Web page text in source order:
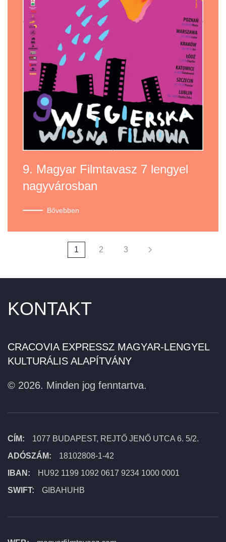
9. Magyar Filmtavasz 7 lengyel
nagyvárosban
Bővebben
1 2 3
KONTAKT
CRACOVIA EXPRESSZ MAGYAR-LENGYEL
KULTURÁLIS ALAPÍTVÁNY
© 2026. Minden jog fenntartva.
CÍM:
1077 BUDAPEST, REJTŐ JENŐ UTCA 6. 5/2.
ADÓSZÁM:
18102808-1-42
IBAN:
HU92 1199 1092 0617 9234 1000 0001
SWIFT:
GIBAHUHB